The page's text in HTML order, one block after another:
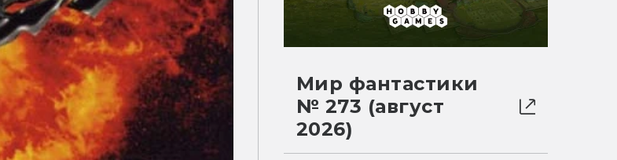
Мир фантастики
№ 273 (август
2026)